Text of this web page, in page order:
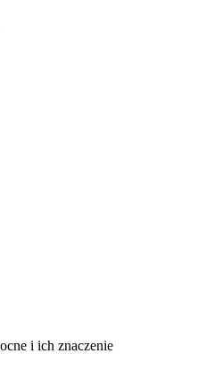
i ich znaczenie